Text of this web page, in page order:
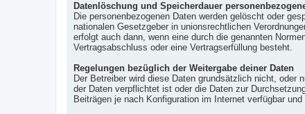
Datenlöschung und Speicherdauer
Die personenbezogenen Daten werden gelöscht oder
nationalen Gesetzgeber in unionsrechtlichen
erfolgt auch dann, wenn eine durch die genannten
Vertragsabschluss oder eine Vertragserfüllung besteht.
Regelungen bezüglich der Weitergabe deiner Daten
Der Betreiber wird diese Daten grundsätzlich nicht, oder
der Daten verpflichtet ist oder die Daten zur
Beiträgen je nach Konfiguration im Internet verfügbar